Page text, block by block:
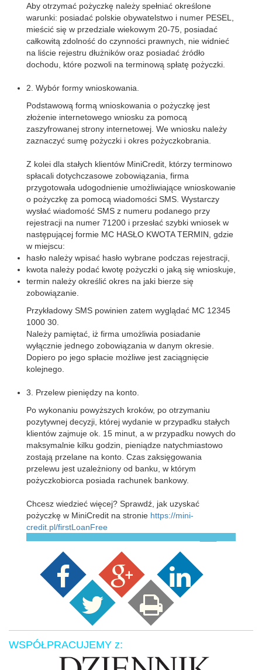
Aby otrzymać pożyczkę należy spełniać określone
warunki: posiadać polskie obywatelstwo i numer PESEL,
mieścić się w przedziale wiekowym 20-75, posiadać
całkowitą zdolność do czynności prawnych, nie widnieć
na liście rejestru dłużników oraz posiadać źródło
dochodu, które pozwoli na terminową spłatę pożyczki.
2. Wybór formy wnioskowania.
Podstawową formą wnioskowania o pożyczkę jest
złożenie internetowego wniosku za pomocą
zaszyfrowanej strony internetowej. We wniosku należy
zaznaczyć sumę pożyczki i okres pożyczkobrania.
Z kolei dla stałych klientów MiniCredit, którzy terminowo
spłacali dotychczasowe zobowiązania, firma
przygotowała udogodnienie umożliwiające wnioskowanie
o pożyczkę za pomocą wiadomości SMS. Wystarczy
wysłać wiadomość SMS z numeru podanego przy
rejestracji na numer 71200 i przesłać szybki wniosek w
następującej formie MC HASŁO KWOTA TERMIN, gdzie
w miejscu:
hasło należy wpisać hasło wybrane podczas rejestracji,
kwota należy podać kwotę pożyczki o jaką się wnioskuje,
termin należy określić okres na jaki bierze się
zobowiązanie.
Przykładowy SMS powinien zatem wyglądać MC 12345
1000 30.
Należy pamiętać, iż firma umożliwia posiadanie
wyłącznie jednego zobowiązania w danym okresie.
Dopiero po jego spłacie możliwe jest zaciągnięcie
kolejnego.
3. Przelew pieniędzy na konto.
Po wykonaniu powyższych kroków, po otrzymaniu
pozytywnej decyzji, której wydanie w przypadku stałych
klientów zajmuje ok. 15 minut, a w przypadku nowych do
maksymalnie kilku godzin, pieniądze natychmiastowo
zostają przelane na konto. Czas zaksięgowania
przelewu jest uzależniony od banku, w którym
pożyczkobiorca posiada rachunek bankowy.
Chcesz wiedzieć więcej? Sprawdź, jak uzyskać
pożyczkę w MiniCredit na stronie https://mini-
credit.pl/firstLoanFree
WSPÓŁPRACUJEMY z: